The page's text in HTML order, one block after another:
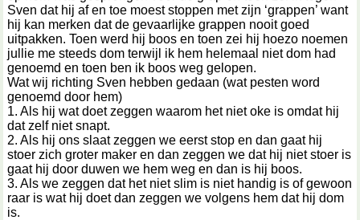
Sven dat hij af en toe moest stoppen met zijn ‘grappen’ want
hij kan merken dat de gevaarlijke grappen nooit goed
uitpakken. Toen werd hij boos en toen zei hij hoezo noemen
jullie me steeds dom terwijl ik hem helemaal niet dom had
genoemd en toen ben ik boos weg gelopen.
Wat wij richting Sven hebben gedaan (wat pesten word
genoemd door hem)
1. Als hij wat doet zeggen waarom het niet oke is omdat hij
dat zelf niet snapt.
2. Als hij ons slaat zeggen we eerst stop en dan gaat hij
stoer zich groter maker en dan zeggen we dat hij niet stoer is
gaat hij door duwen we hem weg en dan is hij boos.
3. Als we zeggen dat het niet slim is niet handig is of gewoon
raar is wat hij doet dan zeggen we volgens hem dat hij dom
is.